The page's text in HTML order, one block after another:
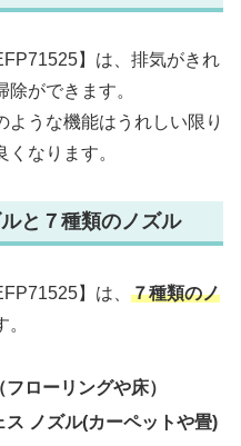
】は、排気がきれ
ができます。
うな機能はうれしい限り
なります。
と７種類のノズル
】は、 ７種類のノ
ローリングや床）
ノズル(カーペットや畳)